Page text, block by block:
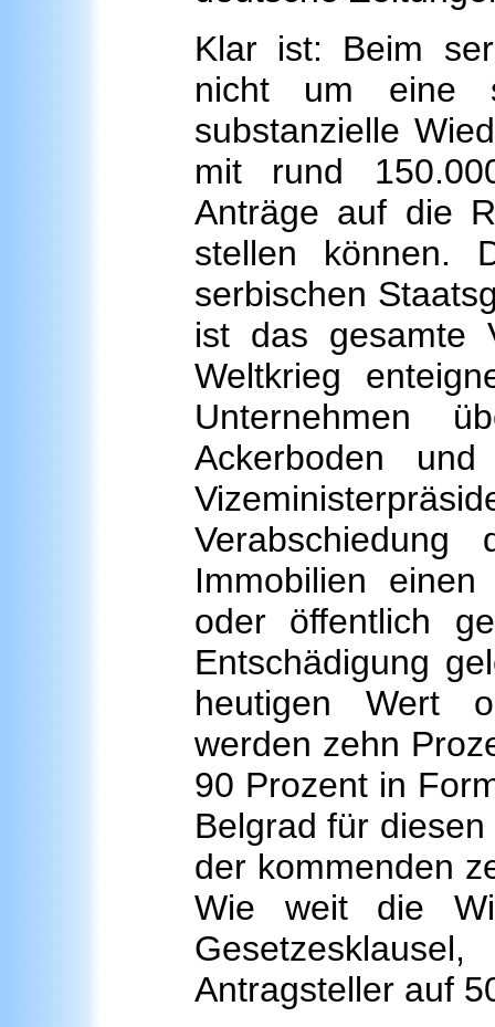
Klar ist: Beim
nicht um eine
substanzielle
mit rund
Anträge auf die
stellen können.
serbischen
ist das gesamte
Weltkrieg
Unternehmen
Ackerboden
Immobilien
oder öffentlich
Entschädigung
heutigen Wert
werden zehn
90 Prozent in
Belgrad für
der kommenden
Wie weit die
Antragsteller auf